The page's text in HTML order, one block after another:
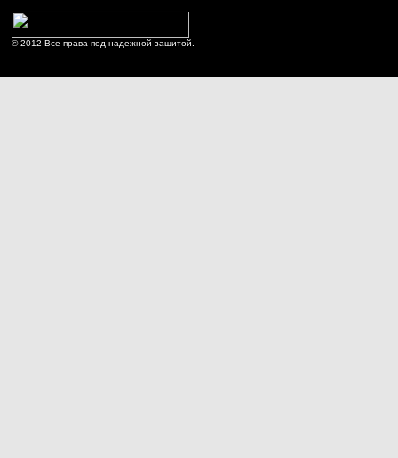
© 2012 Все права под надежной защитой.